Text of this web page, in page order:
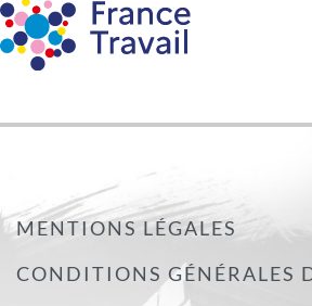
MENTIONS LÉGALES
CONDITIONS GÉNÉRALES